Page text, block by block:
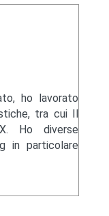
ho lavorato
tra cui Il
Ho diverse
in particolare